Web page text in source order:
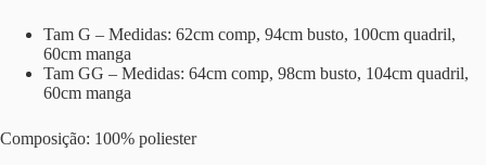
Tam G – Medidas: 62cm comp, 94cm busto, 100cm quadril,
60cm manga
Tam GG – Medidas: 64cm comp, 98cm busto, 104cm quadril,
60cm manga
Composição: 100% poliester